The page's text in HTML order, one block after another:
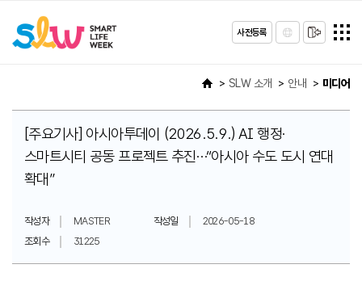
사전등록
SLW 소개 안내 미디어
[주요기사] 아시아투데이 (2026.5.9.) AI 행정·
스마트시티 공동 프로젝트 추진…“아시아 수도 도시 연대
확대”
작성자 MASTER 작성일
2026-05-18
조회수
31225